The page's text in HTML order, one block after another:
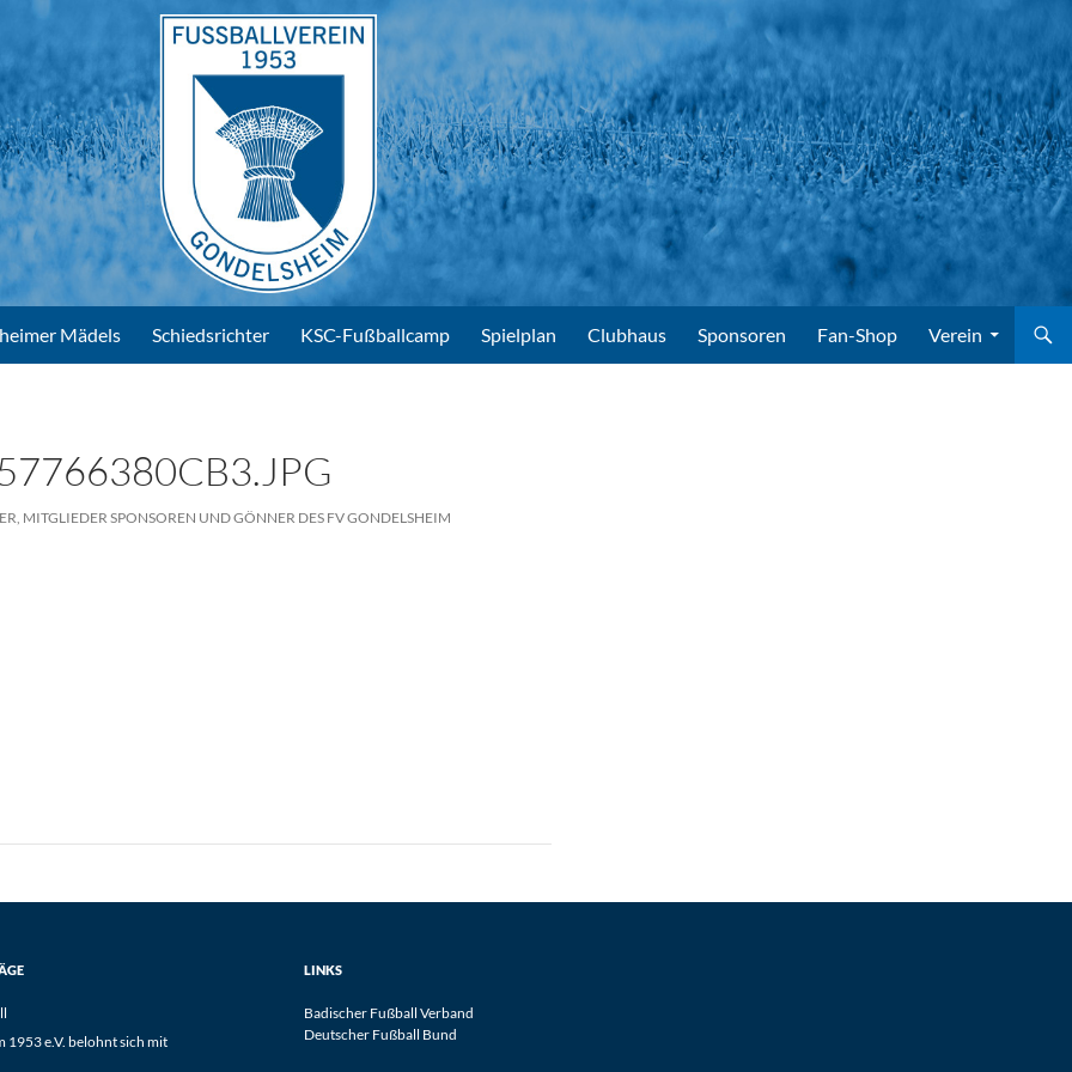
Mädels Schiedsrichter KSC-Fußballcamp Spielplan Clubhaus Sponsoren Fan-Shop Verein
MITGLIEDER SPONSOREN UND GÖNNER DES FV GONDELSHEIM
1953 e.V. belohnt sich mit
LINKS
Badischer Fußball Verband
Deutscher Fußball Bund